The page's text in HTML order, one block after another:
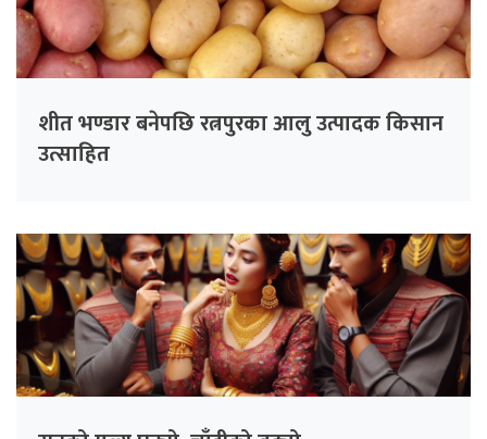
शीत भण्डार बनेपछि रत्नपुरका आलु उत्पादक किसान
उत्साहित